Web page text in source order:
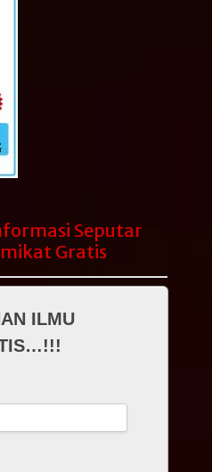
Seputar
Gratis
ILMU